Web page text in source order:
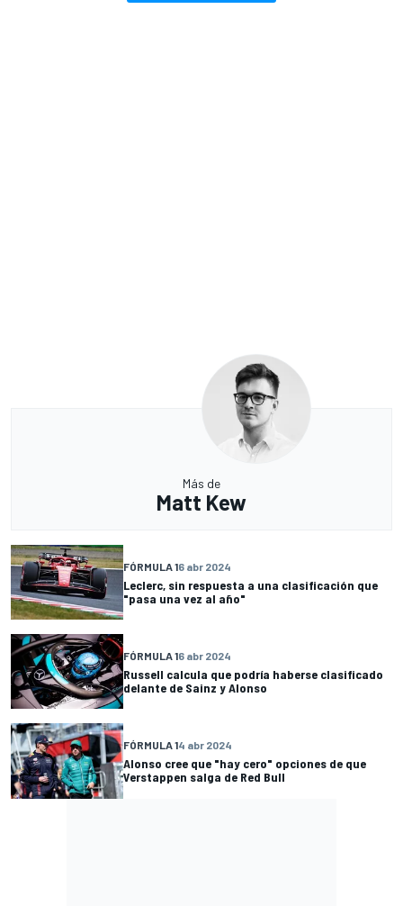
Más de
Matt Kew
FÓRMULA 16 abr 2024
Leclerc, sin respuesta a una clasificación que
"pasa una vez al año"
FÓRMULA 16 abr 2024
Russell calcula que podría haberse clasificado
delante de Sainz y Alonso
FÓRMULA 14 abr 2024
Alonso cree que "hay cero" opciones de que
Verstappen salga de Red Bull